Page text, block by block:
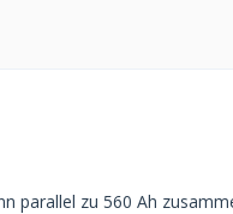
parallel zu 560 Ah